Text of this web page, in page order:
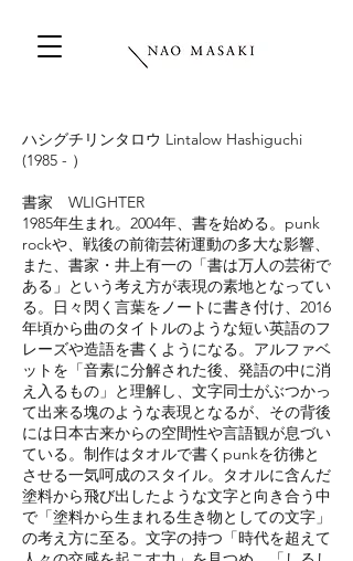
ハシグチリンタロウ Lintalow Hashiguchi
(1985 - ）
書家 WLIGHTER ​
1985年生まれ。2004年、書を始める。punk
rockや、戦後の前衛芸術運動の多大な影響、
また、書家・井上有一の「書は万人の芸術で
ある」という考え方が表現の素地となってい
る。日々閃く言葉をノートに書き付け、2016
年頃から曲のタイトルのような短い英語のフ
レーズや造語を書くようになる。アルファベ
ットを「音素に分解された後、発語の中に消
え入るもの」と理解し、文字同士がぶつかっ
て出来る塊のような表現となるが、その背後
には日本古来からの空間性や言語観が息づい
ている。制作はタオルで書くpunkを彷彿と
させる一気呵成のスタイル。タオルに含んだ
塗料から飛び出したような文字と向き合う中
で「塗料から生まれる生き物としての文字」
の考え方に至る。文字の持つ「時代を超えて